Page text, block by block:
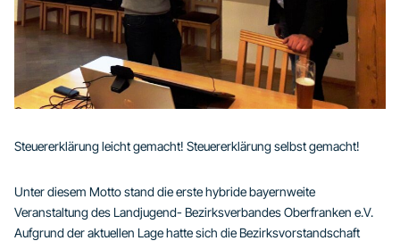
Steuererklärung leicht gemacht! Steuererklärung selbst gemacht!
Unter diesem Motto stand die erste hybride bayernweite
Veranstaltung des Landjugend- Bezirksverbandes Oberfranken e.V.
Aufgrund der aktuellen Lage hatte sich die Bezirksvorstandschaft